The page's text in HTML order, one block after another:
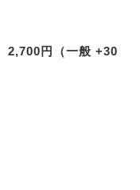
円（一般 +30